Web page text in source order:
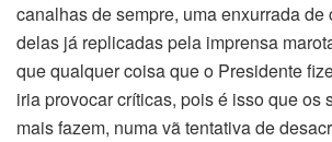
canalhas de sempre, uma enxurrada de
delas já replicadas pela imprensa
que qualquer coisa que o Presidente
iria provocar críticas, pois é isso que os
mais fazem, numa vã tentativa de